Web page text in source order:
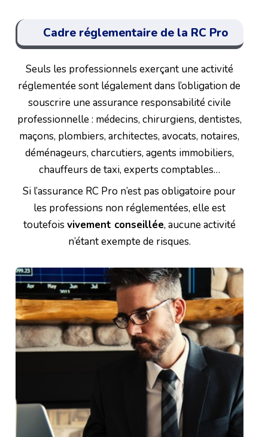
Cadre réglementaire de la RC Pro
Seuls les professionnels exerçant une activité
réglementée sont légalement dans l’obligation de
souscrire une assurance responsabilité civile
professionnelle : médecins, chirurgiens, dentistes,
maçons, plombiers, architectes, avocats, notaires,
déménageurs, charcutiers, agents immobiliers,
chauffeurs de taxi, experts comptables…
Si l’assurance RC Pro n’est pas obligatoire pour
les professions non réglementées, elle est
toutefois vivement conseillée, aucune activité
n’étant exempte de risques.